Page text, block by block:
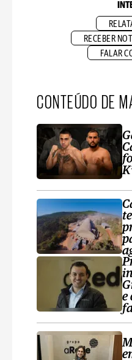
RECEBER
FALAR
CONTEÚDO DE
e